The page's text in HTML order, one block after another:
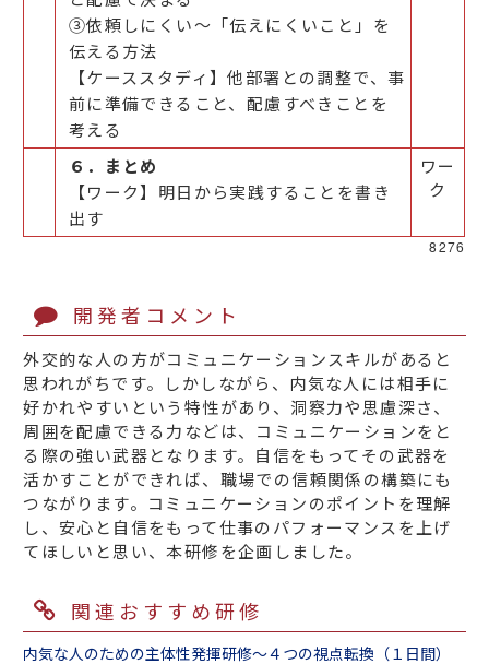
③依頼しにくい～「伝えにくいこと」を
伝える方法
【ケーススタディ】他部署との調整で、事
前に準備できること、配慮すべきことを
考える
６．まとめ
【ワーク】明日から実践することを書き
出す
ワー
ク
8276
開発者コメント
外交的な人の方がコミュニケーションスキルがあると
思われがちです。しかしながら、内気な人には相手に
好かれやすいという特性があり、洞察力や思慮深さ、
周囲を配慮できる力などは、コミュニケーションをと
る際の強い武器となります。自信をもってその武器を
活かすことができれば、職場での信頼関係の構築にも
つながります。コミュニケーションのポイントを理解
し、安心と自信をもって仕事のパフォーマンスを上げ
てほしいと思い、本研修を企画しました。
関連おすすめ研修
内気な人のための主体性発揮研修～４つの視点転換（１日間）